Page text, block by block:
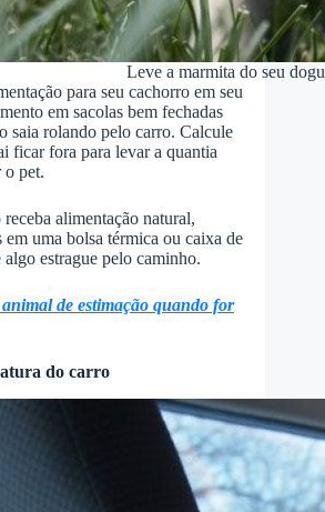
Leve a marmita do seu
para seu cachorro em seu
em sacolas bem fechadas
saia rolando pelo carro. Calcule
ficar fora para levar a quantia
o pet.
alimentação natural,
em uma bolsa térmica ou caixa de
estrague pelo caminho.
de estimação quando for
do carro